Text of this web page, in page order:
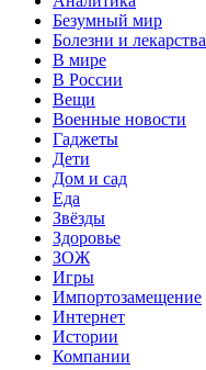
Безумный мир
Болезни и лекарства
В мире
В России
Вещи
Военные новости
Гаджеты
Дети
Дом и сад
Еда
Звёзды
Здоровье
ЗОЖ
Игры
Импортозамещение
Интернет
Истории
Компании